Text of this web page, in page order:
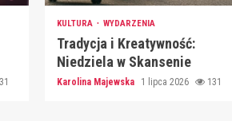
31
KULTURA WYDARZENIA
Tradycja i Kreatywność:
Niedziela w Skansenie
Karolina Majewska 1 lipca 2026 131